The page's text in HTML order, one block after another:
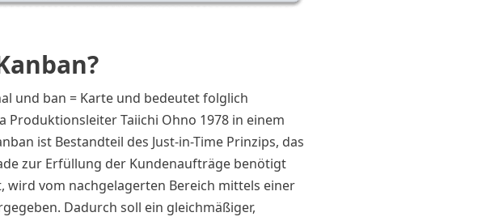
und ban = Karte und bedeutet folglich
Produktionsleiter Taiichi Ohno 1978 in einem
ist Bestandteil des Just-in-Time Prinzips, das
zur Erfüllung der Kundenaufträge benötigt
vom nachgelagerten Bereich mittels einer
Dadurch soll ein gleichmäßiger,